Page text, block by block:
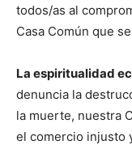
todos/as al
Casa Común que
La espiritualidad
denuncia la
la muerte, nuestra
el comercio injusto